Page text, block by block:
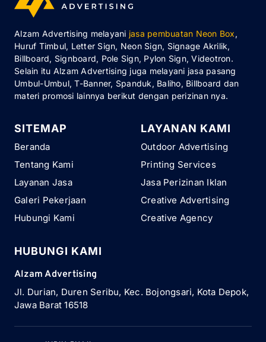
Alzam Advertising melayani jasa pembuatan Neon Box,
Huruf Timbul, Letter Sign, Neon Sign, Signage Akrilik,
Billboard, Signboard, Pole Sign, Pylon Sign, Videotron.
Selain itu Alzam Advertising juga melayani jasa pasang
Umbul-Umbul, T-Banner, Spanduk, Baliho, Billboard dan
materi promosi lainnya berikut dengan perizinan nya.
SITEMAP
Beranda
Tentang Kami
Layanan Jasa
Galeri Pekerjaan
Hubungi Kami
LAYANAN KAMI
Outdoor Advertising
Printing Services
Jasa Perizinan Iklan
Creative Advertising
Creative Agency
HUBUNGI KAMI
Alzam Advertising
Jl. Durian, Duren Seribu, Kec. Bojongsari, Kota Depok,
Jawa Barat 16518